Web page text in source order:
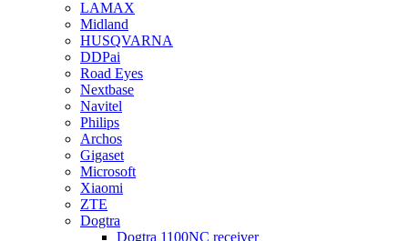
LAMAX
Midland
HUSQVARNA
DDPai
Road Eyes
Nextbase
Navitel
Philips
Archos
Gigaset
Microsoft
Xiaomi
ZTE
Dogtra
Dogtra 1100NC receiver